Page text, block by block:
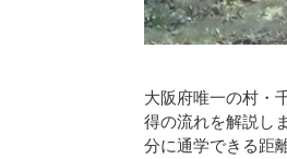
大阪府唯一の村・
得の流れを解説し
分に通学できる距